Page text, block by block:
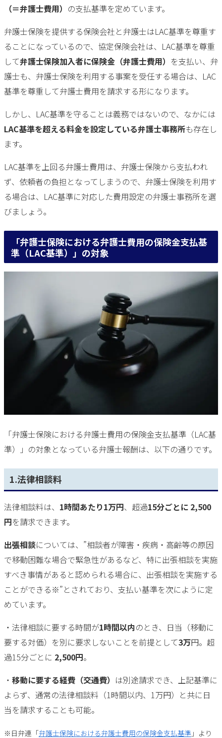
（＝弁護士費用） の支払基準を定めています。
弁護士保険を提供する保険会社と弁護士はLAC基準を尊重す
ることになっているので、協定保険会社は、LAC基準を尊重
して弁護士保険加入者に保険金（弁護士費用） を支払い、弁
護士も、弁護士保険を利用する事案を受任する場合は、LAC
基準を尊重して弁護士費用を請求する形になります。
しかし、LAC基準を守ることは義務ではないので、なかには
LAC基準を超える料金を設定している弁護士事務所も存在し
ます。
LAC基準を上回る弁護士費用は、弁護士保険から支払われ
ず、依頼者の負担となってしまうので、弁護士保険を利用す
る場合は、LAC基準に対応した費用設定の弁護士事務所を選
びましょう。
「弁護士保険における弁護士費用の保険金支払基
準（LAC基準）」の対象
「弁護士保険における弁護士費用の保険金支払基準（LAC基
準）」の対象となっている弁護士報酬は、以下の通りです。
1.法律相談料
法律相談料は、 1時間あたり1万円、超過15分ごとに 2,500
円を請求できます。
出張相談については、”相談者が障害・疾病・高齢等の原因
で移動困難な場合で緊急性があるなど、特に出張相談を実施
すべき事情があると認められる場合に、出張相談を実施する
ことができる※”とされており、支払い基準を次にように定
めています。
・法律相談に要する時間が1時間以内のとき、日当（移動に
要する対価）を別に要求しないことを前提として3万円。超
過15分ごとに 2,500円。
・ 移動に要する経費（交通費） は別途請求でき、上記基準に
よらず、通常の法律相談料（1時間以内、1万円）と共に日
当を請求することも可能。
※日弁連「弁護士保険における弁護士費用の保険金支払基準 」より